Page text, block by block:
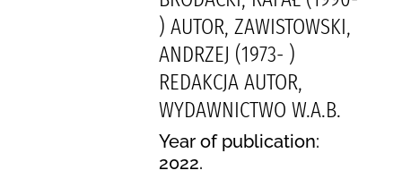
) AUTOR, ZAWISTOWSKI,
ANDRZEJ (1973- )
REDAKCJA AUTOR,
WYDAWNICTWO W.A.B.
Year of publication:
2022.